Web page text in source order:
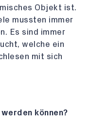
Objekt ist.
mussten immer
Es sind immer
welche ein
mit sich
können?